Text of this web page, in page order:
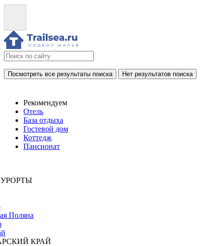
Посмотреть все результаты поиска Нет результатов поиска
Рекомендуем
Отель
База отдыха
Гостевой дом
Коттедж
Пансионат
Поляна
КРАЙ